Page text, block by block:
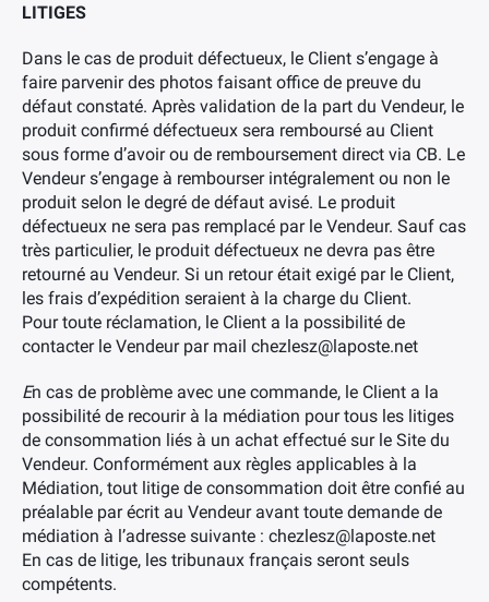
LITIGES
Dans le cas de produit défectueux, le Client s’engage à
faire parvenir des photos faisant office de preuve du
défaut constaté. Après validation de la part du Vendeur, le
produit confirmé défectueux sera remboursé au Client
sous forme d’avoir ou de remboursement direct via CB. Le
Vendeur s’engage à rembourser intégralement ou non le
produit selon le degré de défaut avisé. Le produit
défectueux ne sera pas remplacé par le Vendeur. Sauf cas
très particulier, le produit défectueux ne devra pas être
retourné au Vendeur. Si un retour était exigé par le Client,
les frais d’expédition seraient à la charge du Client.
Pour toute réclamation, le Client a la possibilité de
contacter le Vendeur par mail chezlesz@laposte.net
En cas de problème avec une commande, le Client a la
possibilité de recourir à la médiation pour tous les litiges
de consommation liés à un achat effectué sur le Site du
Vendeur. Conformément aux règles applicables à la
Médiation, tout litige de consommation doit être confié au
préalable par écrit au Vendeur avant toute demande de
médiation à l’adresse suivante : chezlesz@laposte.net
En cas de litige, les tribunaux français seront seuls
compétents.